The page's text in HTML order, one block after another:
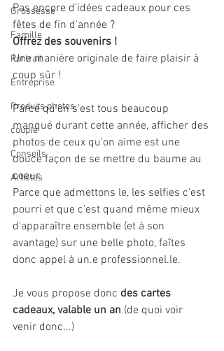
Grossesse
Famille
Portrait
Entreprise
Produits photos
couple
Conseils
Artistes
Pas encore d'idées cadeaux pour ces
fêtes de fin d'année ?
Offrez des souvenirs !
Une manière originale de faire plaisir à
coup sûr !
Parce qu'on s'est tous beaucoup
manqué durant cette année, afficher des
photos de ceux qu'on aime est une
douce façon de se mettre du baume au
coeur.
Parce que admettons le, les selfies c'est
pourri et que c'est quand même mieux
d'apparaître ensemble (et à son
avantage) sur une belle photo, faîtes
donc appel à un.e professionnel.le.
Je vous propose donc des cartes
cadeaux, valable un an (de quoi voir
venir donc...)